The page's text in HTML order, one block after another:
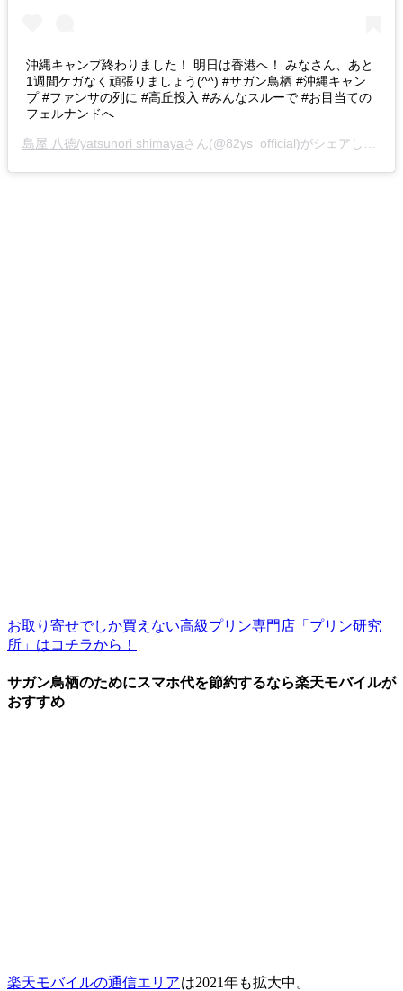
沖縄キャンプ終わりました！ 明日は香港へ！ みなさん、あと
1週間ケガなく頑張りましょう(^^) #サガン鳥栖 #沖縄キャン
プ #ファンサの列に #高丘投入 #みんなスルーで #お目当ての
フェルナンドへ
島屋 八徳/yatsunori shimayaさん(@82ys_official)がシェアした投稿 -
お取り寄せでしか買えない高級プリン専門店「プリン研究
所」はコチラから！
サガン鳥栖のためにスマホ代を節約するなら楽天モバイルが
おすすめ
楽天モバイルの通信エリアは2021年も拡大中。